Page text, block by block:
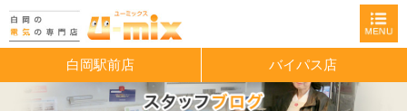
白岡駅前店 バイパス店